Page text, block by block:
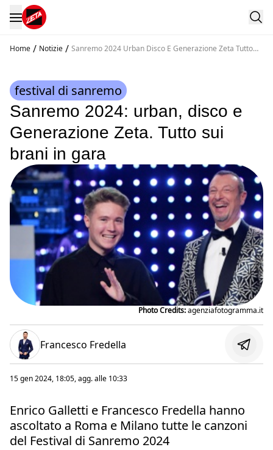
Home / Notizie / Sanremo 2024 Urban Disco E Generazione Zeta Tutto
festival di sanremo
Sanremo 2024: urban, disco e
Generazione Zeta. Tutto sui
brani in gara
Photo Credits:agenziafotogramma.it
Francesco Fredella
15 gen 2024, 18:05, agg. alle 10:33
Enrico Galletti e Francesco Fredella hanno
ascoltato a Roma e Milano tutte le canzoni
del Festival di Sanremo 2024